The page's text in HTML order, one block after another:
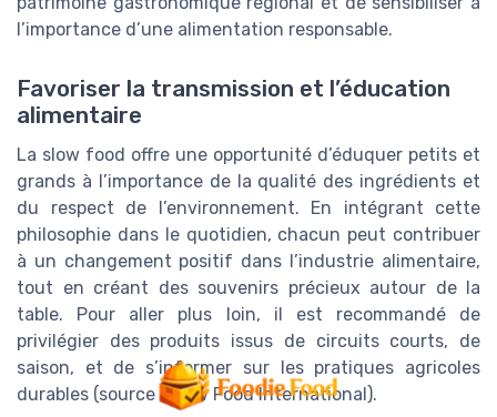
l’importance d’une alimentation responsable.
Favoriser la transmission et l’éducation
alimentaire
La slow food offre une opportunité d’éduquer petits et
grands à l’importance de la qualité des ingrédients et
du respect de l’environnement. En intégrant cette
philosophie dans le quotidien, chacun peut contribuer
à un changement positif dans l’industrie alimentaire,
tout en créant des souvenirs précieux autour de la
table. Pour aller plus loin, il est recommandé de
privilégier des produits issus de circuits courts, de
saison, et de s’informer sur les pratiques agricoles
durables (source : Slow Food International).